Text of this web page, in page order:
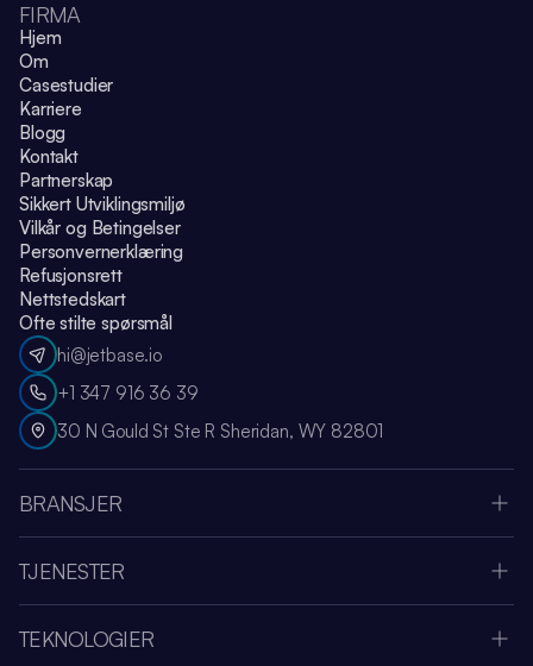
FIRMA
Hjem
Om
Casestudier
Karriere
Blogg
Kontakt
Partnerskap
Sikkert Utviklingsmiljø
Vilkår og Betingelser
Personvernerklæring
Refusjonsrett
Nettstedskart
Ofte stilte spørsmål
hi@jetbase.io
+1 347 916 36 39
30 N Gould St Ste R Sheridan, WY 82801
BRANSJER
Sportsapp
Medier og Underholdning
Helse
TJENESTER
UI & UX-design
TEKNOLOGIER